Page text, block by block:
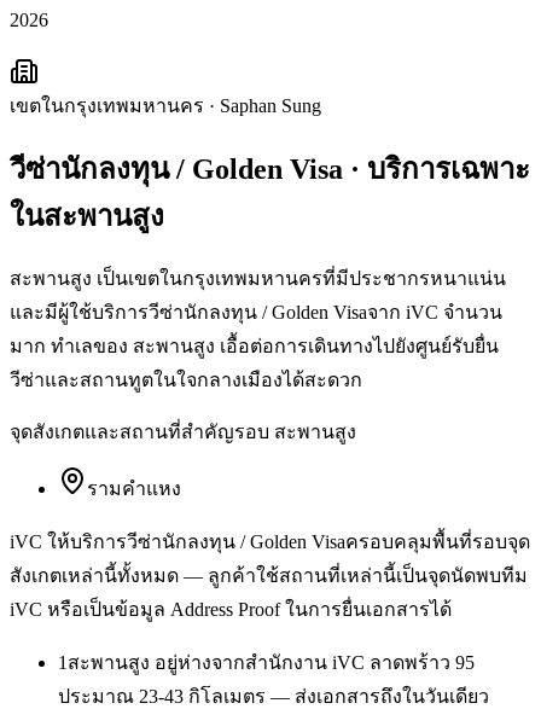
2026
เขตในกรุงเทพมหานคร · Saphan Sung
วีซ่านักลงทุน / Golden Visa · บริการเฉพาะ
ในสะพานสูง
สะพานสูง เป็นเขตในกรุงเทพมหานครที่มีประชากรหนาแน่น
และมีผู้ใช้บริการวีซ่านักลงทุน / Golden Visaจาก iVC จำนวน
มาก ทำเลของ สะพานสูง เอื้อต่อการเดินทางไปยังศูนย์รับยื่น
วีซ่าและสถานทูตในใจกลางเมืองได้สะดวก
จุดสังเกตและสถานที่สำคัญรอบ สะพานสูง
รามคำแหง
iVC ให้บริการวีซ่านักลงทุน / Golden Visaครอบคลุมพื้นที่รอบจุด
สังเกตเหล่านี้ทั้งหมด — ลูกค้าใช้สถานที่เหล่านี้เป็นจุดนัดพบทีม
iVC หรือเป็นข้อมูล Address Proof ในการยื่นเอกสารได้
1สะพานสูง อยู่ห่างจากสำนักงาน iVC ลาดพร้าว 95
ประมาณ 23-43 กิโลเมตร — ส่งเอกสารถึงในวันเดียว